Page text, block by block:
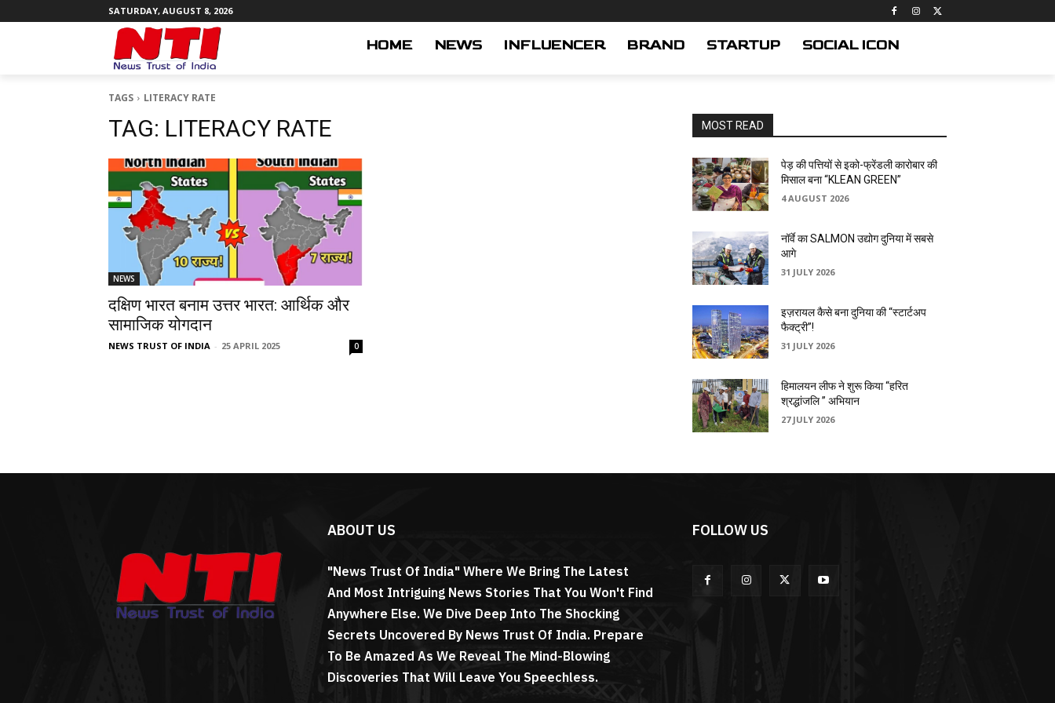
SATURDAY, AUGUST 8, 2026
HOME NEWS INFLUENCER BRAND STARTUP SOCIAL ICON
TAGS LITERACY RATE
TAG: LITERACY RATE
NEWS
दक्षिण भारत बनाम उत्तर भारत: आर्थिक और
सामाजिक योगदान
NEWS TRUST OF INDIA - 25 APRIL 2025 0
MOST READ
पेड़ की पत्तियों से इको-फ्रेंडली कारोबार की
मिसाल बना “KLEAN GREEN”
4 AUGUST 2026
नॉर्वे का SALMON उद्योग दुनिया में सबसे
आगे
31 JULY 2026
इज़रायल कैसे बना दुनिया की “स्टार्टअप
फैक्ट्री”!
31 JULY 2026
हिमालयन लीफ ने शुरू किया “हरित
श्रद्धांजलि ” अभियान
27 JULY 2026
ABOUT US
"News Trust Of India" Where We Bring The Latest
And Most Intriguing News Stories That You Won't Find
Anywhere Else. We Dive Deep Into The Shocking
Secrets Uncovered By News Trust Of India. Prepare
To Be Amazed As We Reveal The Mind-Blowing
Discoveries That Will Leave You Speechless.
FOLLOW US